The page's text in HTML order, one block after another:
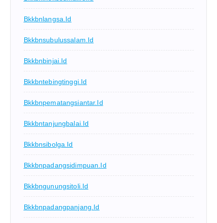
Bkkbnlangsa.id
Bkkbnsubulussalam.id
Bkkbnbinjai.id
Bkkbntebingtinggi.id
Bkkbnpematangsiantar.id
Bkkbntanjungbalai.id
Bkkbnsibolga.id
Bkkbnpadangsidimpuan.id
Bkkbngunungsitoli.id
Bkkbnpadangpanjang.id